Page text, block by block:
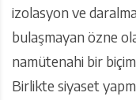
izolasyon ve
bulaşmayan özne
namütenahi bir
Birlikte siyaset